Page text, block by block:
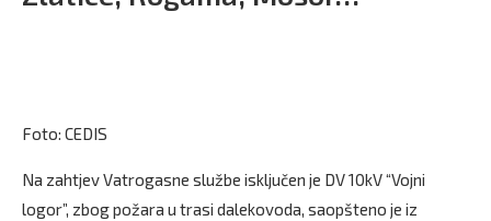
Foto: CEDIS
Na zahtjev Vatrogasne službe isključen je DV 10kV “Vojni
logor”, zbog požara u trasi dalekovoda, saopšteno je iz